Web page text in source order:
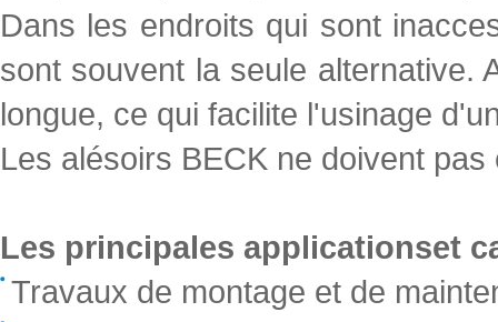
Dans les endroits qui sont
sont souvent la seule alternative.
longue, ce qui facilite l'usinage
Les alésoirs BECK ne doivent
Les principales applicationset
Travaux de montage et de